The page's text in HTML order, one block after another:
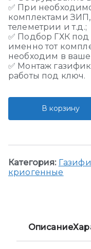
✅ При
комплектами ЗИП ,
телеметрии и т.д.;
✅ Подбор ГХК
именно тот
необходим в
✅ Монтаж
работы под ключ.
В корзину
Категория:
криогенные
Описание